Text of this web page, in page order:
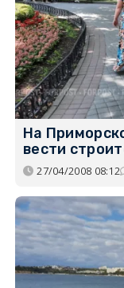
На
вести
27/04/2008 08:12